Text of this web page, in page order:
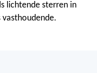
lichtende sterren in